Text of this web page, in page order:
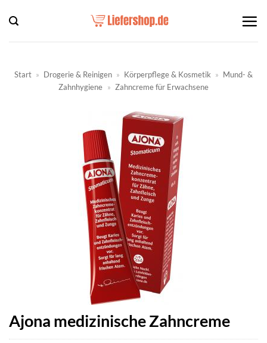
Inhalt
springen
Start » Drogerie & Reinigen » Körperpflege & Kosmetik » Mund- &
Zahnhygiene » Zahncreme für Erwachsene
Ajona medizinische Zahncreme